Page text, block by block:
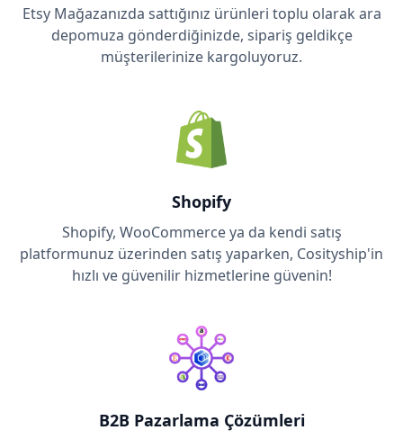
Etsy Mağazanızda sattığınız ürünleri toplu olarak ara
depomuza gönderdiğinizde, sipariş geldikçe
müşterilerinize kargoluyoruz.
Shopify
Shopify, WooCommerce ya da kendi satış
platformunuz üzerinden satış yaparken, Cosityship'in
hızlı ve güvenilir hizmetlerine güvenin!
B2B Pazarlama Çözümleri